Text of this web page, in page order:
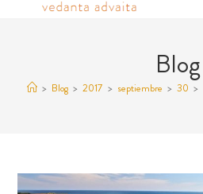
Blog
> Blog > 2017 > septiembre > 30 >